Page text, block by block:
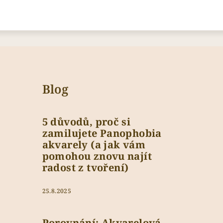
Blog
5 důvodů, proč si
zamilujete Panophobia
akvarely (a jak vám
pomohou znovu najít
radost z tvoření)
25.8.2025